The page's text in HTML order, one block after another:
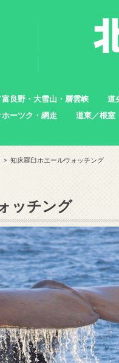
良野・大雪山・層雲峡
町
道
帯
え
新
足
ーツク・網走 道東／根室
知床羅臼ホエールウォッチング
ッチング